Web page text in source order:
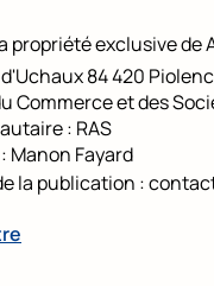
propriété exclusive
84 420 Piolenc
Commerce et des
: RAS
Manon Fayard
la publication :